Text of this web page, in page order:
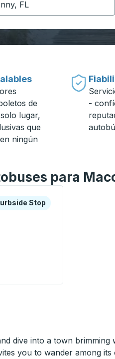
de
lugar,
que
ningún
-
para
para explorar más
Stop
Stop
dive into a town
you to wander among